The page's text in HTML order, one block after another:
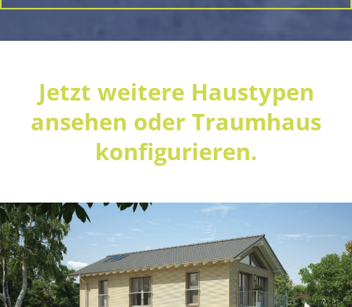
Jetzt weitere Haustypen
ansehen oder Traumhaus
konfigurieren.